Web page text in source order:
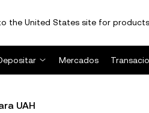
the United States site for products
Mercados
UAH